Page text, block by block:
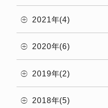
2021年(4)
2020年(6)
2019年(2)
2018年(5)